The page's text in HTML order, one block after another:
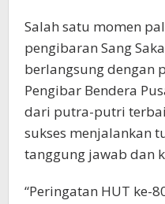
Salah satu momen
pengibaran Sang
berlangsung dengan
Pengibar Bendera
dari putra-putri
sukses menjalankan
tanggung jawab dan
“Peringatan HUT ke-